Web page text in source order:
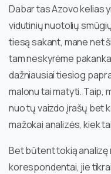
Dabar tas Azovo kelias
vidutinių nuotolių
tiesą sakant, mane net
tam neskyrėme
dažniausiai tiesiog
malonu tai matyti. Taip,
nuo tų vaizdo įrašų bet
mažokai analizės, kiek
Bet būtent tokią
korespondentai, jie